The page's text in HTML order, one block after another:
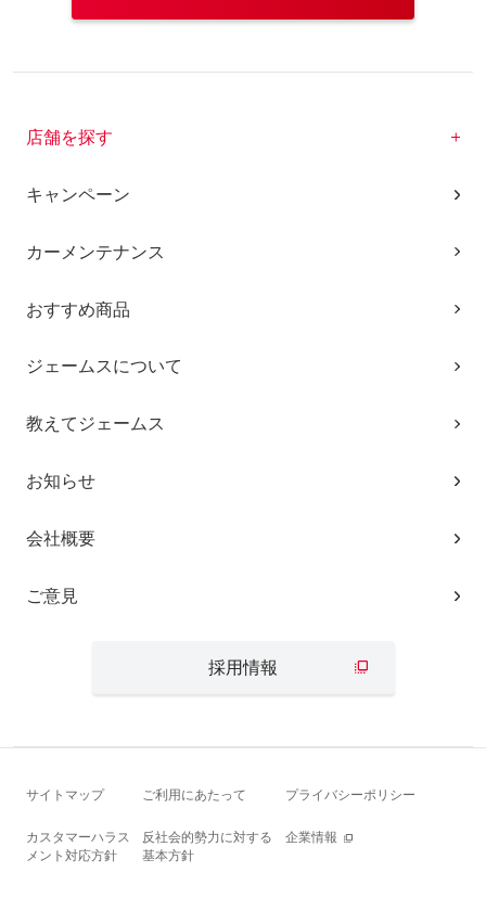
店舗を探す
キャンペーン
カーメンテナンス
おすすめ商品
ジェームスについて
教えてジェームス
お知らせ
会社概要
ご意見
採用情報
サイトマップ ご利用にあたって プライバシーポリシー
カスタマーハラス
メント対応方針
反社会的勢力に対する
基本方針
企業情報